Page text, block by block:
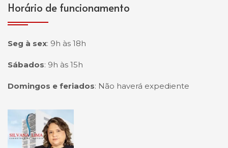
Horário de funcionamento
Seg à sex: 9h às 18h
Sábados: 9h às 15h
Domingos e feriados: Não haverá expediente
Página inicial